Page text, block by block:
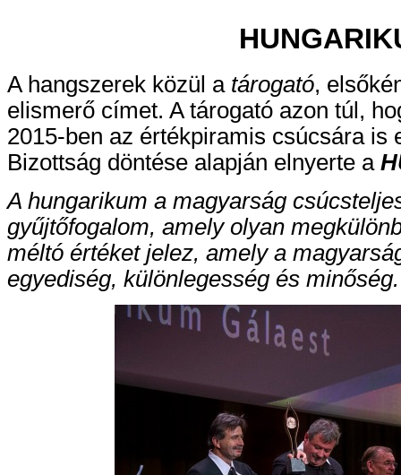
A hangszerek közül a tárogató,
elismerő címet. A tárogató azon túl,
2015-ben az értékpiramis csúcsára is
Bizottság döntése alapján elnyerte a
A hungarikum a magyarság
gyűjtőfogalom, amely olyan
méltó értéket jelez, amely a
egyediség, különlegesség és minőség.